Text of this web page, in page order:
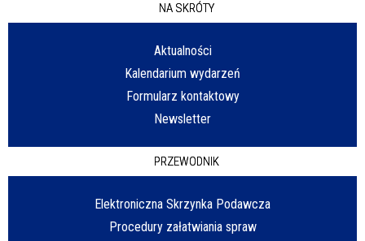
NA SKRÓTY
Aktualności
Kalendarium wydarzeń
Formularz kontaktowy
Newsletter
PRZEWODNIK
Elektroniczna Skrzynka Podawcza
Procedury załatwiania spraw